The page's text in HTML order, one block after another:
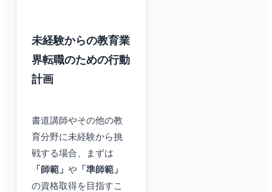
未経験からの教育業
界転職のための行動
計画
書道講師やその他の教
育分野に未経験から挑
戦する場合、まずは
「師範」 や 「準師範」
の資格取得を目指すこ